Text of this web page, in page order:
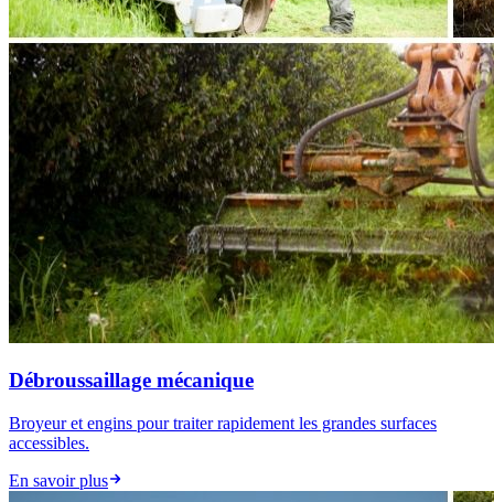
Débroussaillage mécanique
Broyeur et engins pour traiter rapidement les grandes surfaces
accessibles.
En savoir plus